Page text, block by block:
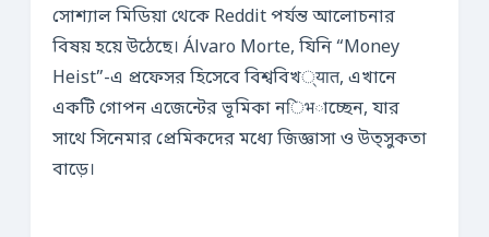
সোশ্যাল মিডিয়া থেকে Reddit পর্যন্ত আলোচনার
বিষয় হয়ে উঠেছে। Álvaro Morte, যিনি “Money
Heist”-এ প্রফেসর হিসেবে বিশ্ববিখ्यात, এখানে
একটি গোপন এজেন্টের ভূমিকা নिभাচ্ছেন, যার
সাথে সিনেমার প্রেমিকদের মধ্যে জিজ্ঞাসা ও উত্সুকতা
বাড়ে।